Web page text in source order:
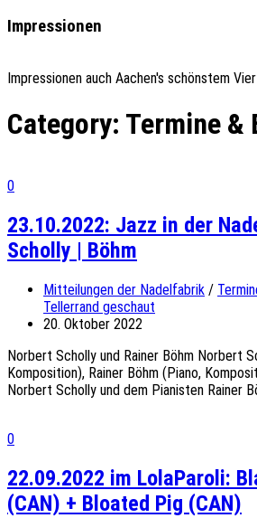
Impressionen
Impressionen auch Aachen's schönstem
Category: Termine &
0
23.10.2022: Jazz in der
Scholly | Böhm
Mitteilungen der Nadelfabrik /
Tellerrand geschaut
20. Oktober 2022
Norbert Scholly und Rainer Böhm Norbert
Komposition), Rainer Böhm (Piano,
Norbert Scholly und dem Pianisten Rainer
0
22.09.2022 im LolaParoli:
(CAN) + Bloated Pig (CAN)